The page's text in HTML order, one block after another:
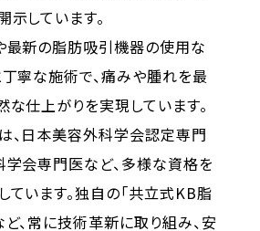
しています。
最新の脂肪吸引機器の使用な
丁寧な施術で、痛みや腫れを最
仕上がりを実現しています。
、日本美容外科学会認定専門
学会専門医など、多様な資格を
います。独自の「共立式KB脂
、常に技術革新に取り組み、安